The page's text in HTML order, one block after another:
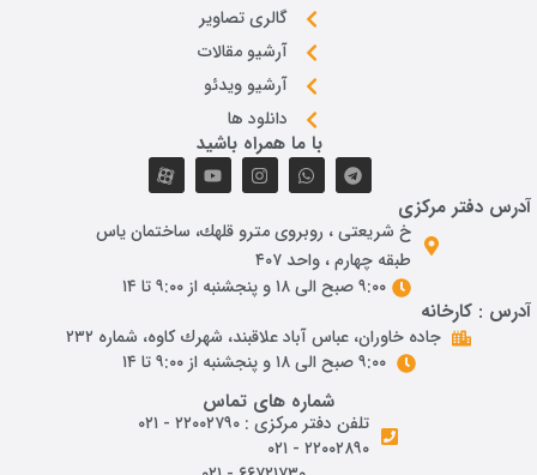
گالری تصاویر
آرشیو مقالات
آرشیو ویدئو
دانلود ها
با ما همراه باشید
آدرس دفتر مرکزی
خ شريعتی ، روبروی مترو قلهك، ساختمان ياس
طبقه چهارم ، واحد ۴۰۷
۹:۰۰ صبح الی ۱۸ و پنجشنبه از ۹:۰۰ تا ۱۴
آدرس : کارخانه
جاده خاوران، عباس آباد علاقبند، شهرك كاوه، شماره ٢٣٢
۹:۰۰ صبح الی ۱۸ و پنجشنبه از ۹:۰۰ تا ۱۴
شماره های تماس
تلفن دفتر مرکزی : ۲۲۰۰۲۷۹۰ - ۰۲۱
۲۲۰۰۲۸۹۰ - ۰۲۱